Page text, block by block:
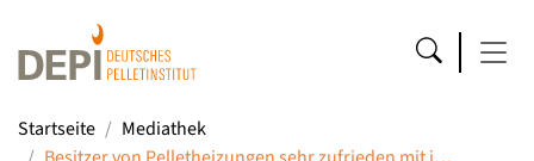
Startseite
Mediathek